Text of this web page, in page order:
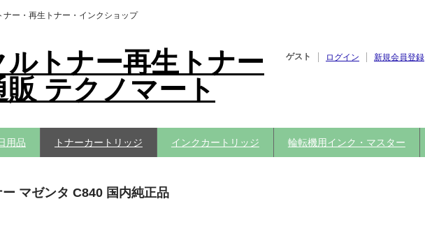
ー・再生トナー・インクショップ
ルトナー再生トナー
テクノマート
ゲスト ログイン 新規会員登録
用品 トナーカートリッジ インクカートリッジ 輪転機用インク・マスター
マゼンタ C840 国内純正品